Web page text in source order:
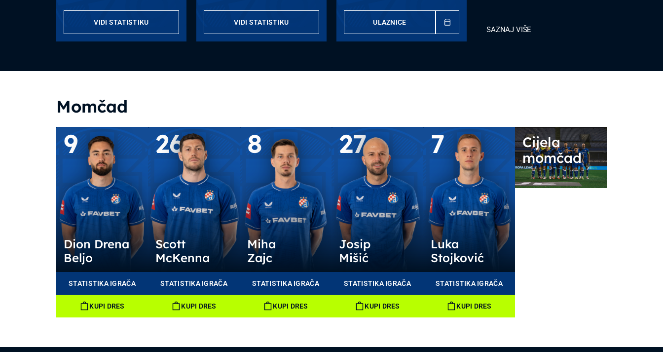
VIDI STATISTIKU VIDI STATISTIKU ULAZNICE
SAZNAJ VIŠE
Momčad
9
Dion Drena
Beljo
STATISTIKA IGRAČA
KUPI DRES
26
Scott
McKenna
STATISTIKA IGRAČA
KUPI DRES
8
Miha
Zajc
STATISTIKA IGRAČA
KUPI DRES
27
Josip
Mišić
STATISTIKA IGRAČA
KUPI DRES
7
Luka
Stojković
STATISTIKA IGRAČA
KUPI DRES
Cijela
momčad